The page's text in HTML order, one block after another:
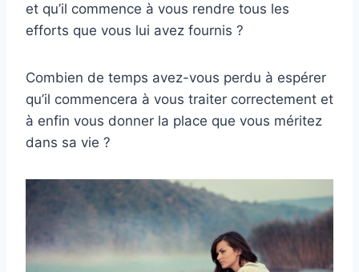
et qu’il commence à vous rendre tous les
efforts que vous lui avez fournis ?
Combien de temps avez-vous perdu à espérer
qu’il commencera à vous traiter correctement et
à enfin vous donner la place que vous méritez
dans sa vie ?